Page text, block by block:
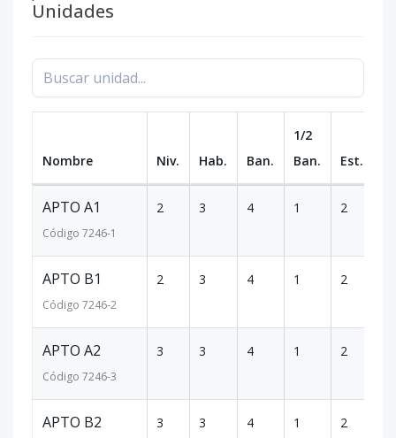
Unidades
Nombre Niv. Hab. Ban.
1/2
Ban.
Est.
APTO A1
Código 7246-1
2 3 4 1 2
APTO B1
Código 7246-2
2 3 4 1 2
APTO A2
Código 7246-3
3 3 4 1 2
APTO B2 3 3 4 1 2